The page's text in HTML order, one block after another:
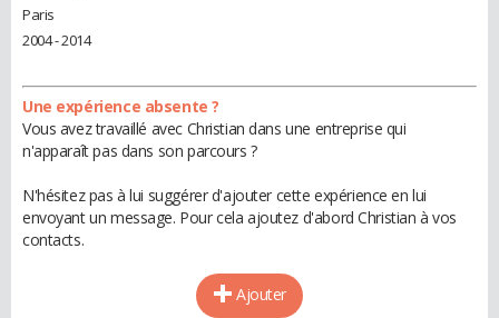
Paris
2004 - 2014
Une expérience absente ?
Vous avez travaillé avec Christian dans une entreprise qui
n'apparaît pas dans son parcours ?
N'hésitez pas à lui suggérer d'ajouter cette expérience en lui
envoyant un message. Pour cela ajoutez d'abord Christian à vos
contacts.
Ajouter